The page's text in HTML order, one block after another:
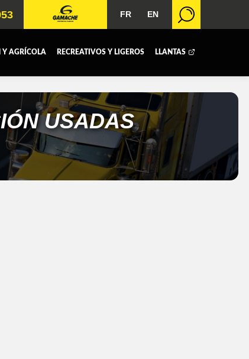
FR EN
MACHINERIE-ET-AGRICOLE REMORQUAGE
Y AGRÍCOLA RECREATIVOS Y LIGEROS LLANTAS
USADAS